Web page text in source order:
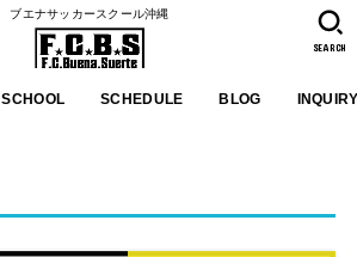
ブエナサッカースクール沖縄
SCHOOL SCHEDULE BLOG
SEARCH